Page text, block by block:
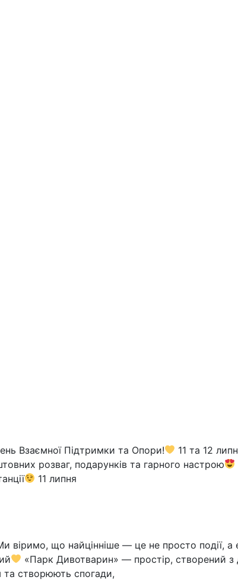
Взаємної Підтримки та Опори!
11 та 12
розваг, подарунків та гарного настрою
11 липня
віримо, що найцінніше — це не просто події, а
«Парк Дивотварин» — простір, створений з
та створюють спогади,